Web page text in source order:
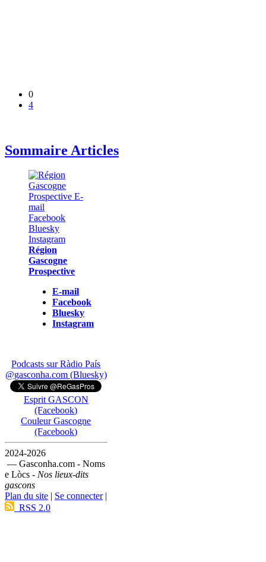
0
4
Sommaire Articles
Région
Gascogne
Prospective
E-mail
Facebook
Bluesky
Instagram
Podcasts sur Ràdio País
@gasconha.com (Bluesky)
Esprit GASCON
(Facebook)
Couleur Gascogne
(Facebook)
2024-2026
— Gasconha.com - Noms
e Lòcs - Nos lieux-dits
gascons
Plan du site
Se connecter|
RSS 2.0